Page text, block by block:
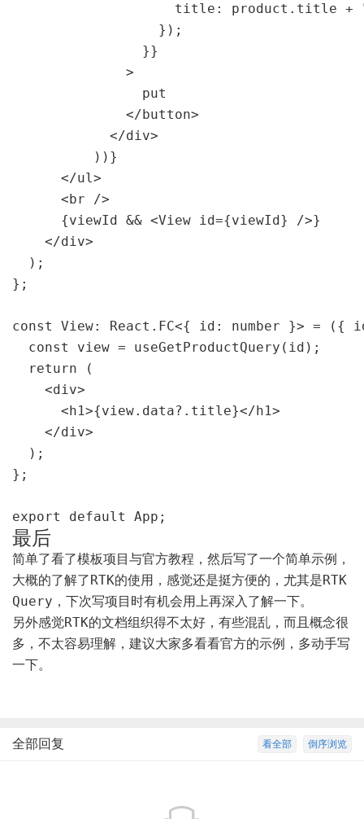
title: product.title +
                  });
                }}
              >
                put
              </button>
            </div>
          ))}
      </ul>
      <br />
      {viewId && <View id={viewId} />}
    </div>
  );
};
const View: React.FC<{ id: number }> = ({
  const view = useGetProductQuery(id);
  return (
    <div>
      <h1>{view.data?.title}</h1>
    </div>
  );
};
export default App;
最后
简单了看了模板项目与官方教程，然后写了一个简单示例，
大概的了解了RTK的使用，感觉还是挺方便的，尤其是RTK
Query ，下次写项目时有机会用上再深入了解一下。
另外感觉RTK的文档组织得不太好，有些混乱，而且概念很
多，不太容易理解，建议大家多看看官方的示例，多动手写
一下。
倒序浏览
看全部
全部回复